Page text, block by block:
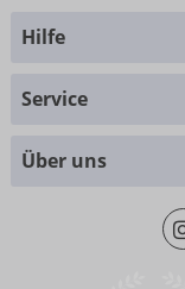
Hilfe
Montag
Service
Über uns